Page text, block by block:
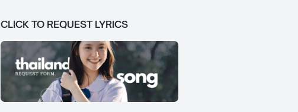
CLICK TO REQUEST LYRICS